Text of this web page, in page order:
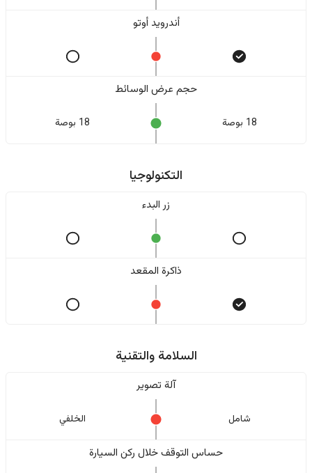
أندرويد أوتو
حجم عرض الوسائط
18 بوصة 18 بوصة
التكنولوجيا
زر البدء
ذاكرة المقعد
السلامة والتقنية
آلة تصوير
شامل الخلفي
حساس التوقف خلال ركن السيارة